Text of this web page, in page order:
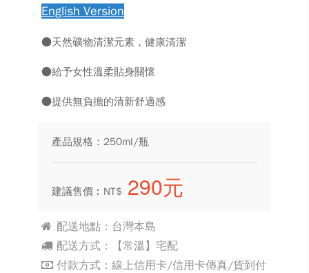
English Version
●天然礦物清潔元素，健康清潔
●給予女性溫柔貼身關懷
●提供無負擔的清新舒適感
產品規格：250ml/瓶
建議售價︰NT$ 290元
配送地點：台灣本島
配送方式：【常溫】宅配
付款方式：線上信用卡/信用卡傳真/貨到付